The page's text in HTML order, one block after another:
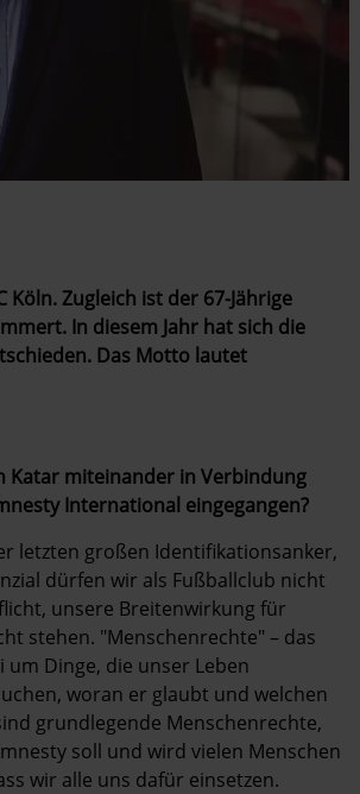
Zugleich ist der 67-Jährige
In diesem Jahr hat sich die
Das Motto lautet
Katar miteinander in Verbindung
International eingegangen?
letzten großen Identifikationsanker,
dürfen wir als Fußballclub nicht
unsere Breitenwirkung für
stehen. "Menschenrechte" – das
Dinge, die unser Leben
woran er glaubt und welchen
grundlegende Menschenrechte,
soll und wird vielen Menschen
wir alle uns dafür einsetzen.